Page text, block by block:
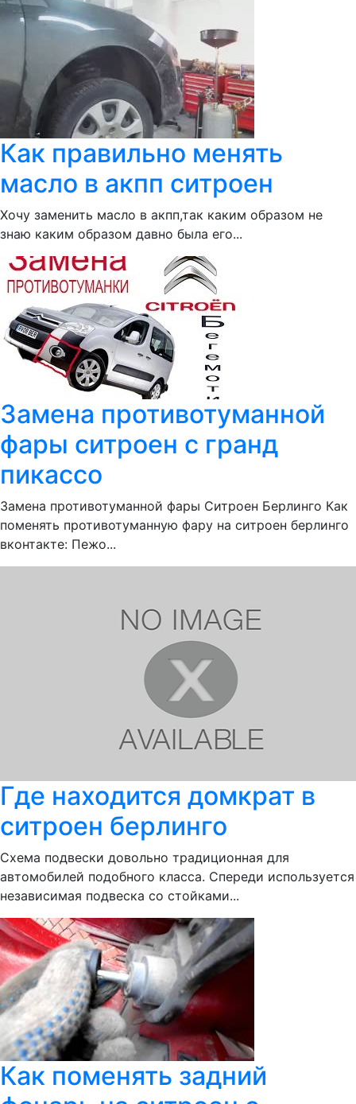
Как правильно менять
масло в акпп ситроен
Хочу заменить масло в акпп,так каким образом не
знаю каким образом давно была его...
Замена противотуманной
фары ситроен с гранд
пикассо
Замена противотуманной фары Ситроен Берлинго Как
поменять противотуманную фару на ситроен берлинго
вконтакте: Пежо...
Где находится домкрат в
ситроен берлинго
Схема подвески довольно традиционная для
автомобилей подобного класса. Спереди используется
независимая подвеска со стойками...
Как поменять задний